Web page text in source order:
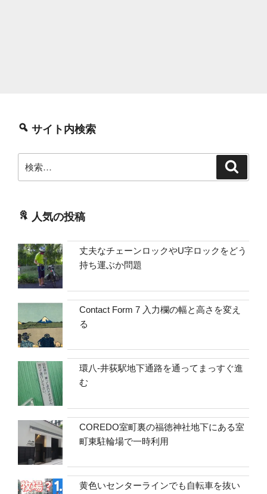
サイト内検索
索:
人気の投稿
丈夫なチェーンロックやU字ロックをどう
持ち運ぶか問題
Contact Form 7 入力欄の幅と高さを変え
る
環八-井荻駅地下通路を通ってまっすぐ進
む
COREDO室町裏の福徳神社地下にある室
町東駐輪場で一時利用
黄色いセンターラインでも自転車を抜い